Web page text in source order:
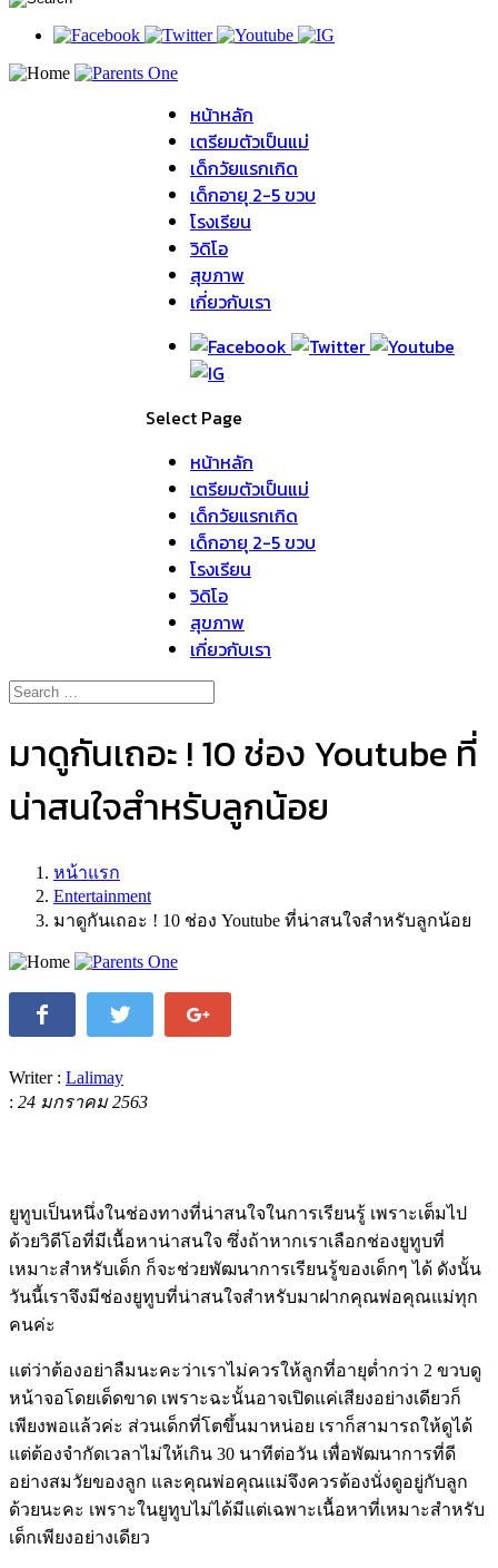
หน้าหลัก
เตรียมตัวเป็นแม่
เด็กวัยแรกเกิด
เด็กอายุ 2-5 ขวบ
โรงเรียน
วิดิโอ
สุขภาพ
เกี่ยวกับเรา
Select Page
หน้าหลัก
เตรียมตัวเป็นแม่
เด็กวัยแรกเกิด
เด็กอายุ 2-5 ขวบ
โรงเรียน
วิดิโอ
สุขภาพ
เกี่ยวกับเรา
มาดูกันเถอะ ! 10 ช่อง Youtube ที่
น่าสนใจสำหรับลูกน้อย
หน้าแรก
Entertainment
มาดูกันเถอะ ! 10 ช่อง Youtube ที่น่าสนใจสำหรับลูกน้อย
Writer : Lalimay
: 24 มกราคม 2563
ยูทูบเป็นหนึ่งในช่องทางที่น่าสนใจในการเรียนรู้ เพราะเต็มไป
ด้วยวิดีโอที่มีเนื้อหาน่าสนใจ ซึ่งถ้าหากเราเลือกช่องยูทูบที่
เหมาะสำหรับเด็ก ก็จะช่วยพัฒนาการเรียนรู้ของเด็กๆ ได้ ดังนั้น
วันนี้เราจึงมีช่องยูทูบที่น่าสนใจสำหรับมาฝากคุณพ่อคุณแม่ทุก
คนค่ะ
แต่ว่าต้องอย่าลืมนะคะว่าเราไม่ควรให้ลูกที่อายุต่ำกว่า 2 ขวบดู
หน้าจอโดยเด็ดขาด เพราะฉะนั้นอาจเปิดแค่เสียงอย่างเดียวก็
เพียงพอแล้วค่ะ ส่วนเด็กที่โตขึ้นมาหน่อย เราก็สามารถให้ดูได้
แต่ต้องจำกัดเวลาไม่ให้เกิน 30 นาทีต่อวัน เพื่อพัฒนาการที่ดี
อย่างสมวัยของลูก และคุณพ่อคุณแม่จึงควรต้องนั่งดูอยู่กับลูก
ด้วยนะคะ เพราะในยูทูบไม่ได้มีแต่เฉพาะเนื้อหาที่เหมาะสำหรับ
เด็กเพียงอย่างเดียว